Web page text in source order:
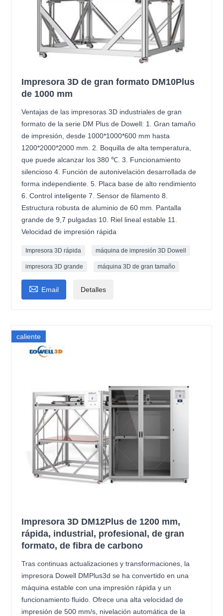
Impresora 3D de gran formato DM10Plus
de 1000 mm
Ventajas de las impresoras 3D industriales de gran
formato de la serie DM Plus de Dowell: 1. Gran tamaño
de impresión, desde 1000*1000*600 mm hasta
1200*2000*2000 mm. 2. Boquilla de alta temperatura,
que puede alcanzar los 380 ℃. 3. Funcionamiento
silencioso 4. Función de autonivelación desarrollada de
forma independiente. 5. Placa base de alto rendimiento
6. Control inteligente 7. Sensor de filamento 8.
Estructura robusta de aluminio de 60 mm. Pantalla
grande de 9,7 pulgadas 10. Riel lineal estable 11.
Velocidad de impresión rápida
Impresora 3D rápida máquina de impresión 3D Dowell
impresora 3D grande máquina 3D de gran tamaño
 Email Detalles
caliente
Impresora 3D DM12Plus de 1200 mm,
rápida, industrial, profesional, de gran
formato, de fibra de carbono
Tras continuas actualizaciones y transformaciones, la
impresora Dowell DMPlus3d se ha convertido en una
máquina estable con una impresión rápida y un
funcionamiento fluido. Ofrece una alta velocidad de
impresión de 500 mm/s, nivelación automática de la